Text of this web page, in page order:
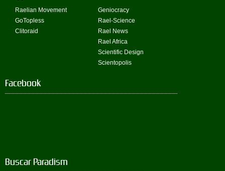
Raelian Movement
GoTopless
Clitoraid
Geniocracy
Rael-Science
Rael News
Rael Africa
Scientific Design
Scientopolis
Facebook
Buscar Paradism